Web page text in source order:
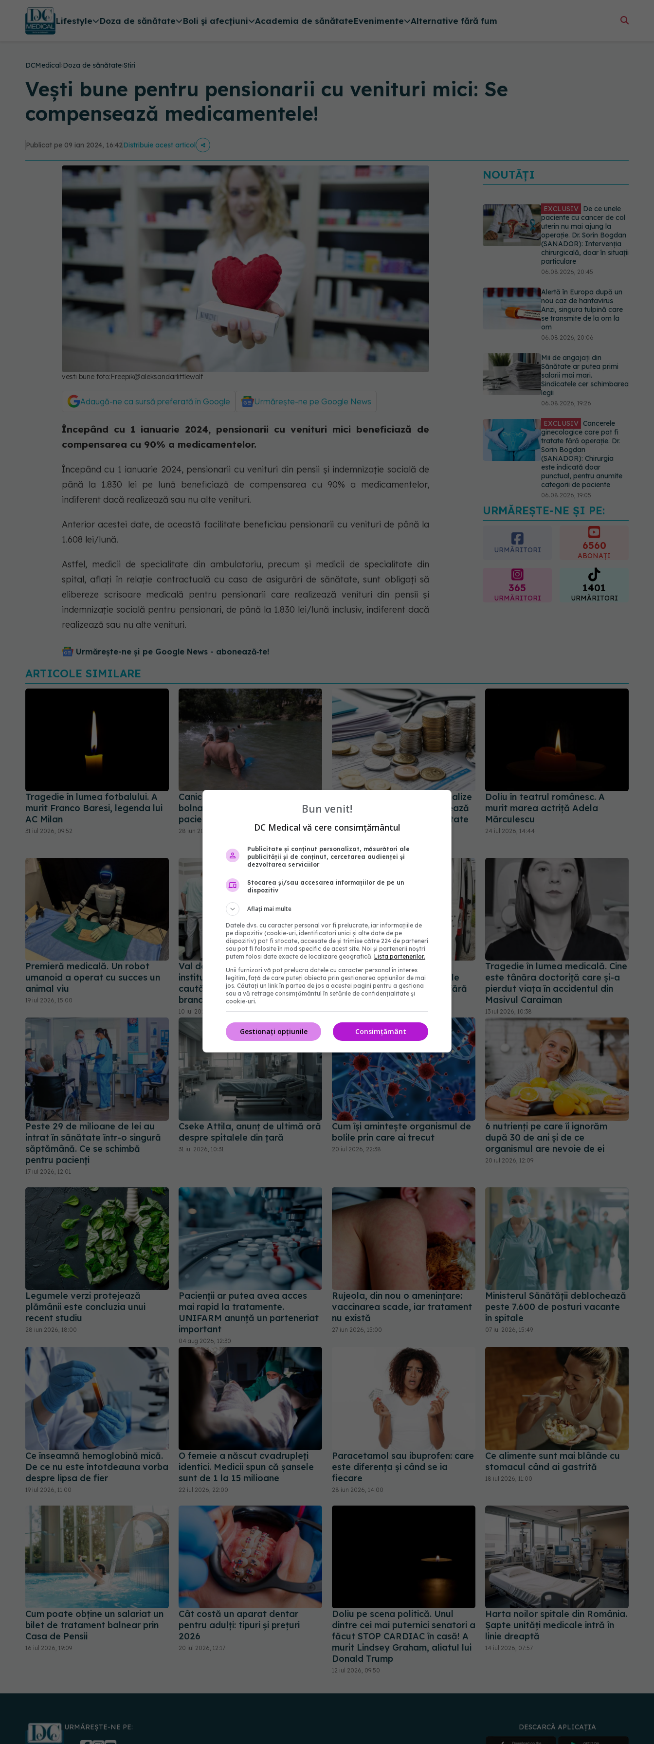
Lifestyle Doza de sănătate Boli și afecțiuni Academia de sănătateEvenimente Alternative fără fum
DCMedical›Doza de sănătate›Stiri
Vești bune pentru pensionarii cu venituri mici: Se
compensează medicamentele!
Publicat pe 09 ian 2024, 16:42Distribuie acest articol
vesti bune foto:Freepik@aleksandarlittlewolf
Adaugă-ne ca sursă preferată în Google Urmărește-ne pe Google News
Începând cu 1 ianuarie 2024, pensionarii cu venituri mici beneficiază de
compensarea cu 90% a medicamentelor.
Începând cu 1 ianuarie 2024, pensionarii cu venituri din pensii și indemnizație socială de
până la 1.830 lei pe lună beneficiază de compensarea cu 90% a medicamentelor,
indiferent dacă realizează sau nu alte venituri.
Anterior acestei date, de această facilitate beneficiau pensionarii cu venituri de până la
1.608 lei/lună.
Astfel, medicii de specialitate din ambulatoriu, precum şi medicii de specialitate din
spital, aflaţi în relaţie contractuală cu casa de asigurări de sănătate, sunt obligaţi să
elibereze scrisoare medicală pentru pensionarii care realizează venituri din pensii şi
indemnizaţie socială pentru pensionari, de până la 1.830 lei/lună inclusiv, indiferent dacă
realizează sau nu alte venituri.
Urmărește-ne și pe Google News - abonează‑te!
NOUTĂȚI
EXCLUSIV De ce unele
paciente cu cancer de col
uterin nu mai ajung la
operație. Dr. Sorin Bogdan
(SANADOR): Intervenția
chirurgicală, doar în situații
particulare
06.08.2026, 20:45
Alertă în Europa după un
nou caz de hantavirus
Anzi, singura tulpină care
se transmite de la om la
om
06.08.2026, 20:06
Mii de angajați din
Sănătate ar putea primi
salarii mai mari.
Sindicatele cer schimbarea
legii
06.08.2026, 19:26
EXCLUSIV Cancerele
ginecologice care pot fi
tratate fără operație. Dr.
Sorin Bogdan
(SANADOR): Chirurgia
este indicată doar
punctual, pentru anumite
categorii de paciente
06.08.2026, 19:05
EXCLUSIV Brahiterapie
vs radioterapie externă în
cancerul ginecologic. Dr.
Sorin Bogdan (SANADOR)
explică diferența și cum
acționează tratamentul
URMĂREȘTE-NE ȘI PE:
URMĂRITORI 6560
ABONAȚI
365
URMĂRITORI
1401
URMĂRITORI
ARTICOLE SIMILARE
Tragedie în lumea fotbalului. A
murit Franco Baresi, legenda lui
AC Milan
31 iul 2026, 09:52
Canicula, risc major pentru
bolnavii cronici. Cine sunt
pacienții cei mai vulnerabili
28 iun 2026, 14:14
Câți bani mai sunt pentru analize
gratuite. SCJU Brașov afișează
în timp real fondurile decontate
de CAS
Doliu în teatrul românesc. A
murit marea actriță Adela
Mărculescu
24 iul 2026, 14:44
Premieră medicală. Un robot
umanoid a operat cu succes un
animal viu
19 iul 2026, 15:00
Val de angajări în spitalele și
instituțiile din țară. Unde se
caută asistenți medicali și
brancardieri
10 iul 2026, 08:51
Ministerul Sănătății schimbă
regulile: caravanele medicale
vor putea ajunge și în școli fără
autorizație sanitară
30 iul 2026, 16:12
Tragedie în lumea medicală. Cine
este tânăra doctoriță care și-a
pierdut viața în accidentul din
Masivul Caraiman
13 iul 2026, 10:38
Peste 29 de milioane de lei au
intrat în sănătate într-o singură
săptămână. Ce se schimbă
pentru pacienți
17 iul 2026, 12:01
Cseke Attila, anunț de ultimă oră
despre spitalele din țară
31 iul 2026, 10:31
Cum își amintește organismul de
bolile prin care ai trecut
20 iul 2026, 22:38
6 nutrienți pe care îi ignorăm
după 30 de ani și de ce
organismul are nevoie de ei
20 iul 2026, 12:09
Legumele verzi protejează
plămânii este concluzia unui
recent studiu
28 iun 2026, 18:00
Pacienții ar putea avea acces
mai rapid la tratamente.
UNIFARM anunță un parteneriat
important
04 aug 2026, 12:30
Rujeola, din nou o amenințare:
vaccinarea scade, iar tratament
nu există
27 iun 2026, 15:00
Ministerul Sănătății deblochează
peste 7.600 de posturi vacante
în spitale
07 iul 2026, 15:49
Ce înseamnă hemoglobină mică.
De ce nu este întotdeauna vorba
despre lipsa de fier
19 iul 2026, 11:00
O femeie a născut cvadrupleți
identici. Medicii spun că șansele
sunt de 1 la 15 milioane
22 iul 2026, 22:00
Paracetamol sau ibuprofen: care
este diferența și când se ia
fiecare
28 iun 2026, 14:00
Ce alimente sunt mai blânde cu
stomacul când ai gastrită
18 iul 2026, 11:00
Cum poate obține un salariat un
bilet de tratament balnear prin
Casa de Pensii
16 iul 2026, 19:09
Cât costă un aparat dentar
pentru adulți: tipuri și prețuri
2026
20 iul 2026, 12:17
Doliu pe scena politică. Unul
dintre cei mai puternici senatori a
făcut STOP CARDIAC în casă! A
murit Lindsey Graham, aliatul lui
Donald Trump
12 iul 2026, 09:50
Harta noilor spitale din România.
Șapte unități medicale intră în
linie dreaptă
14 iul 2026, 07:57
URMĂREȘTE-NE PE: DESCARCĂ APLICAȚIA
Bun venit!
DC Medical vă cere consimțământul
Publicitate și conținut personalizat, măsurători ale
publicității și de conținut, cercetarea audienței și
dezvoltarea serviciilor
Stocarea și/sau accesarea informațiilor de pe un
dispozitiv
Aflați mai multe
Datele dvs. cu caracter personal vor fi prelucrate, iar informațiile de
pe dispozitiv (cookie-uri, identificatori unici și alte date de pe
dispozitiv) pot fi stocate, accesate de și trimise către 224 de parteneri
sau pot fi folosite în mod specific de acest site. Noi și partenerii noștri
putem folosi date exacte de localizare geografică. Lista partenerilor.
Unii furnizori vă pot prelucra datele cu caracter personal în interes
legitim, față de care puteți obiecta prin gestionarea opțiunilor de mai
jos. Căutați un link în partea de jos a acestei pagini pentru a gestiona
sau a vă retrage consimțământul în setările de confidențialitate și
cookie-uri.
Consimțământ
Gestionați opțiunile